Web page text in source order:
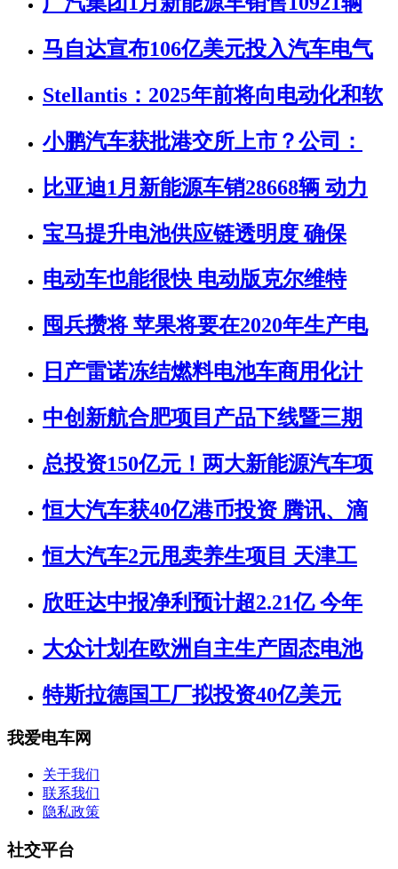
马自达宣布106亿美元投入汽车电气
Stellantis：2025年前将向电动化和软
小鹏汽车获批港交所上市？公司：
比亚迪1月新能源车销28668辆 动力
宝马提升电池供应链透明度 确保
电动车也能很快 电动版克尔维特
囤兵攒将 苹果将要在2020年生产电
日产雷诺冻结燃料电池车商用化计
中创新航合肥项目产品下线暨三期
总投资150亿元！两大新能源汽车项
恒大汽车获40亿港币投资 腾讯、滴
恒大汽车2元甩卖养生项目 天津工
欣旺达中报净利预计超2.21亿 今年
大众计划在欧洲自主生产固态电池
特斯拉德国工厂拟投资40亿美元
我爱电车网
关于我们
联系我们
隐私政策
社交平台